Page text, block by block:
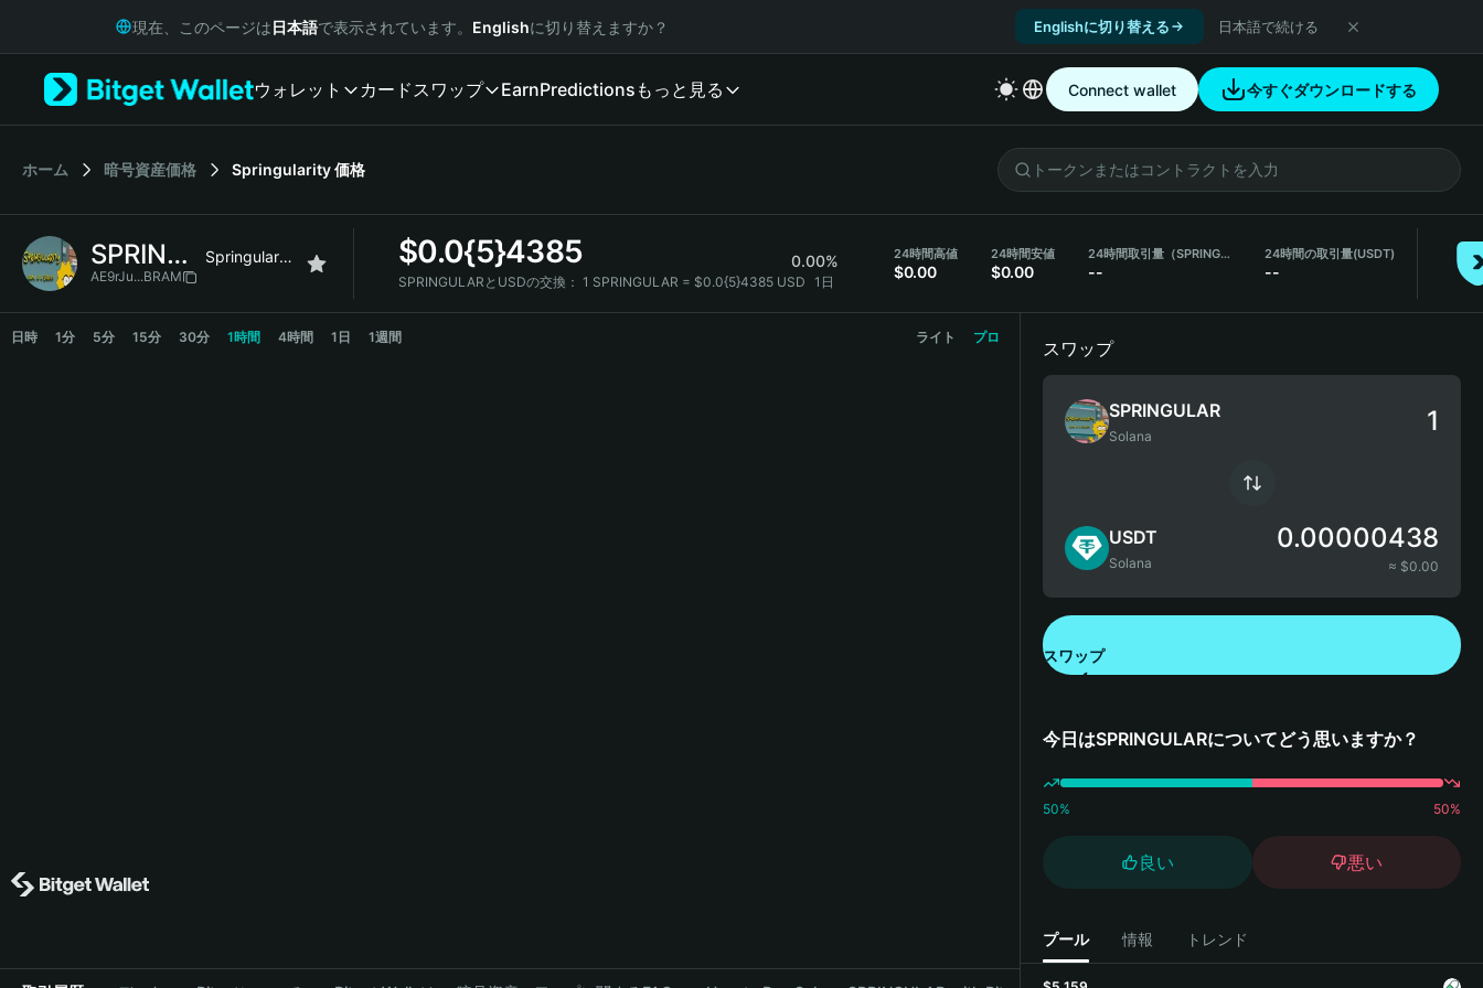
Русский
Italiano
简体中文
繁體中文
Bahasa Indonesia
現在、このページは日本語で表示されています。 Englishに切り替えますか？ Englishに切り替える 日本語で続ける
ウォレット カードスワップ EarnPredictions もっと見る Connect wallet 今すぐダウンロードする
ホーム 暗号資産価格 Springularity価格
SPRINGULAR Springularity
AE9rJu...BRAM
$0.0{5}4385 0.00%
SPRINGULARとUSDの交換： 1 SPRINGULAR = $0.0{5}4385 USD 1日
24時間高値
$0.00
24時間安値
$0.00
24時間取引量（SPRINGULAR）
--
24時間の取引量(USDT)
--
SPRINGULAR Price Chart
日時 1分 5分 15分 30分 1時間 4時間 1日 1週間 ライト プロ
スワップ
SPRINGULAR
Solana
USDT
Solana
0.00000438
≈ $0.00
スワップ
今日はSPRINGULARについてどう思いますか？
50% 50%
良い 悪い
プール 情報 トレンド